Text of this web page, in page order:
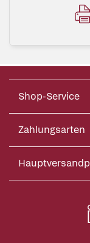
Shop-Service
Zahlungsarten